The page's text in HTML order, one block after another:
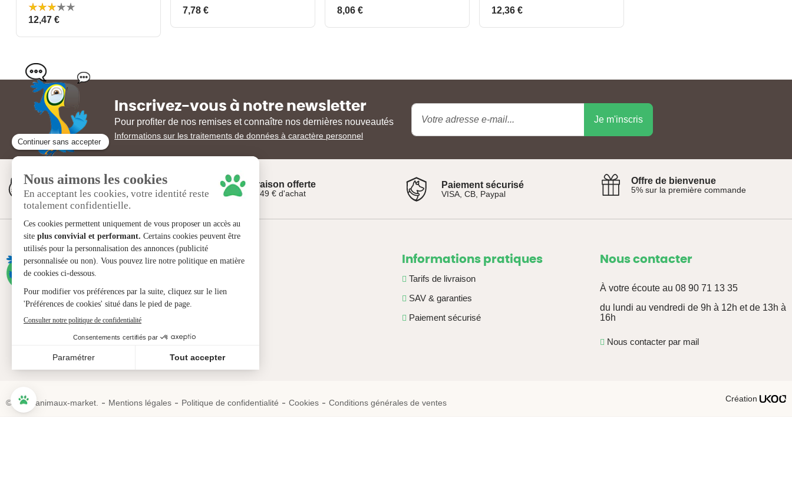
Prix
12,47 €
Prix
7,78 €
Prix
8,06 € Prix
12,36 €
Inscrivez-vous à notre newsletter
Pour profiter de nos remises et connaître nos dernières nouveautés
Informations sur les traitements de données à caractère personnel
Je m'inscris
100% garantie
Satisfait ou remboursé
Livraison offerte
Dès 49 € d'achat
Paiement sécurisé
VISA, CB, Paypal
Offre de bienvenue
5% sur la première commande
À propos Informations pratiques
Tarifs de livraison
SAV & garanties
Paiement sécurisé
Nous contacter
À votre écoute au 08 90 71 13 35
du lundi au vendredi de 9h à 12h et de 13h à
16h
Nous contacter par mail
© 2024 animaux-market. Mentions légales Politique de confidentialité Cookies Conditions générales de ventes Création